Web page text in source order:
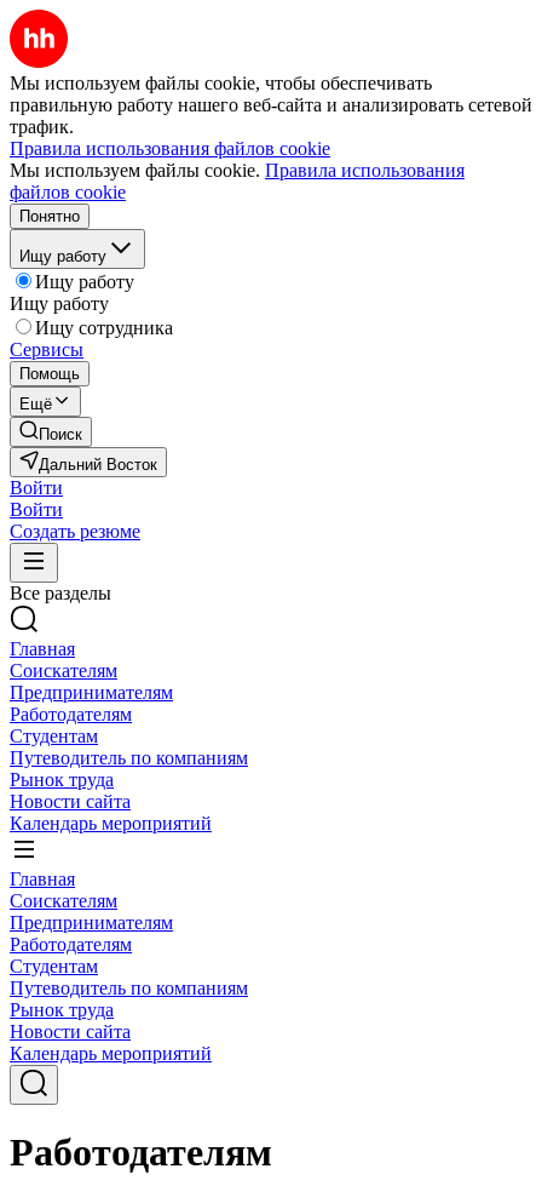
Мы используем файлы cookie, чтобы обеспечивать
правильную работу нашего веб-сайта и анализировать сетевой
трафик.
Правила использования файлов cookie
Мы используем файлы cookie. Правила использования
файлов cookie
Понятно
Ищу работу
Ищу работу
Ищу работу
Ищу сотрудника
Сервисы
Помощь
Ещё
Поиск
Дальний Восток
Войти
Войти
Создать резюме
Все разделы
Главная
Соискателям
Предпринимателям
Работодателям
Студентам
Путеводитель по компаниям
Рынок труда
Новости сайта
Календарь мероприятий
Главная
Соискателям
Предпринимателям
Работодателям
Студентам
Путеводитель по компаниям
Рынок труда
Новости сайта
Календарь мероприятий
Работодателям